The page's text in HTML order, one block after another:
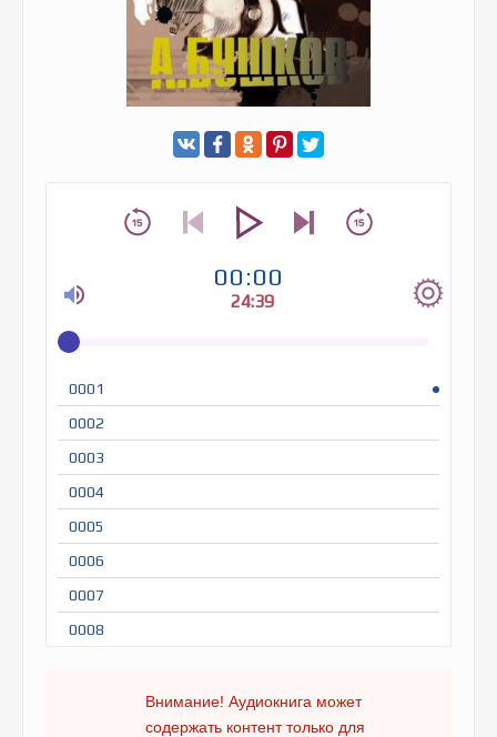
00:00
24:39
0001
0002
0003
0004
0005
0006
0007
0008
Внимание! Аудиокнига может
содержать контент только для